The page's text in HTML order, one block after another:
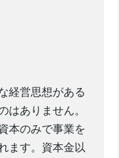
経営思想がある
はありません。
本のみで事業を
ます。 資本金以